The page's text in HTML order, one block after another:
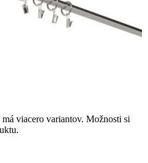
viacero variantov. Možnosti si